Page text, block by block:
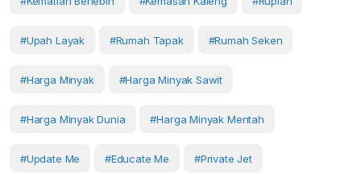
#upah Layak #rumah Tapak #rumah Seken
#Harga Minyak #harga Minyak Sawit
#harga Minyak Dunia #harga Minyak Mentah
#Update Me #Educate Me #private Jet